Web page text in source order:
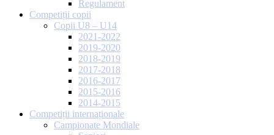
Regulament
Competiții copii
Copii U8 – U14
2021-2022
2019-2020
2018-2019
2017-2018
2016-2017
2015-2016
2014-2015
Competiții internaționale
Campionate Mondiale